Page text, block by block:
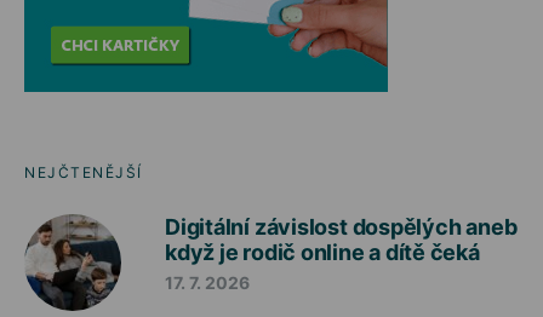
NEJČTENĚJŠÍ
Digitální závislost dospělých aneb
když je rodič online a dítě čeká
17. 7. 2026